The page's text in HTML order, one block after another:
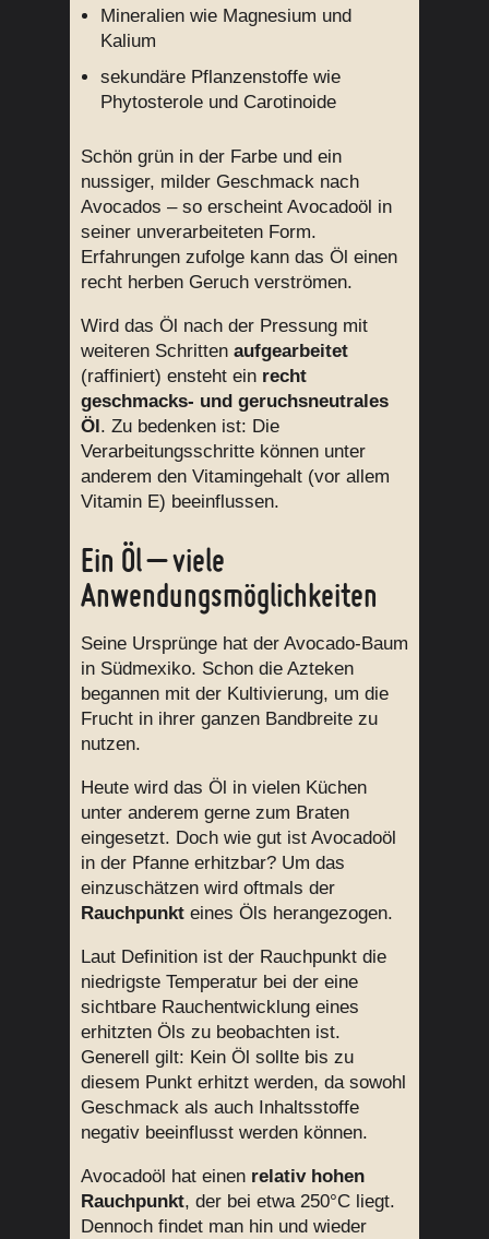
Mineralien wie Magnesium und
Kalium
sekundäre Pflanzenstoffe wie
Phytosterole und Carotinoide
Schön grün in der Farbe und ein
nussiger, milder Geschmack nach
Avocados – so erscheint Avocadoöl in
seiner unverarbeiteten Form.
Erfahrungen zufolge kann das Öl einen
recht herben Geruch verströmen.
Wird das Öl nach der Pressung mit
weiteren Schritten aufgearbeitet
(raffiniert) ensteht ein recht
geschmacks- und geruchsneutrales
Öl. Zu bedenken ist: Die
Verarbeitungsschritte können unter
anderem den Vitamingehalt (vor allem
Vitamin E) beeinflussen.
Ein Öl – viele
Anwendungsmöglichkeiten
Seine Ursprünge hat der Avocado-Baum
in Südmexiko. Schon die Azteken
begannen mit der Kultivierung, um die
Frucht in ihrer ganzen Bandbreite zu
nutzen.
Heute wird das Öl in vielen Küchen
unter anderem gerne zum Braten
eingesetzt. Doch wie gut ist Avocadoöl
in der Pfanne erhitzbar? Um das
einzuschätzen wird oftmals der
Rauchpunkt eines Öls herangezogen.
Laut Definition ist der Rauchpunkt die
niedrigste Temperatur bei der eine
sichtbare Rauchentwicklung eines
erhitzten Öls zu beobachten ist.
Generell gilt: Kein Öl sollte bis zu
diesem Punkt erhitzt werden, da sowohl
Geschmack als auch Inhaltsstoffe
negativ beeinflusst werden können.
Avocadoöl hat einen relativ hohen
Rauchpunkt, der bei etwa 250°C liegt.
Dennoch findet man hin und wieder